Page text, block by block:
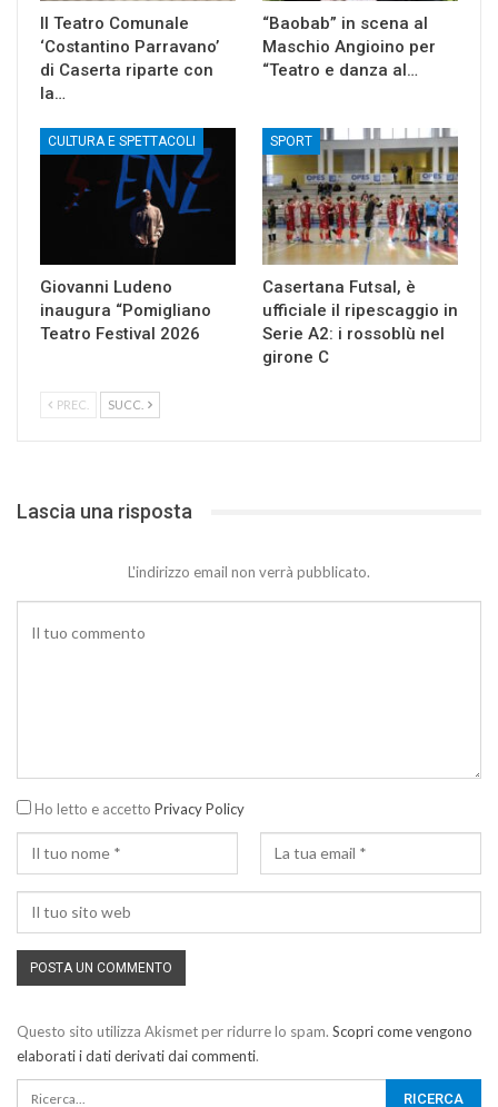
Il Teatro Comunale
‘Costantino Parravano’
di Caserta riparte con
la…
“Baobab” in scena al
Maschio Angioino per
“Teatro e danza al…
CULTURA E SPETTACOLI
Giovanni Ludeno
inaugura “Pomigliano
Teatro Festival 2026
SPORT
Casertana Futsal, è
ufficiale il ripescaggio in
Serie A2: i rossoblù nel
girone C
PREC. SUCC.
Lascia una risposta
L'indirizzo email non verrà pubblicato.
Ho letto e accetto Privacy Policy
Questo sito utilizza Akismet per ridurre lo spam. Scopri come vengono
elaborati i dati derivati dai commenti.